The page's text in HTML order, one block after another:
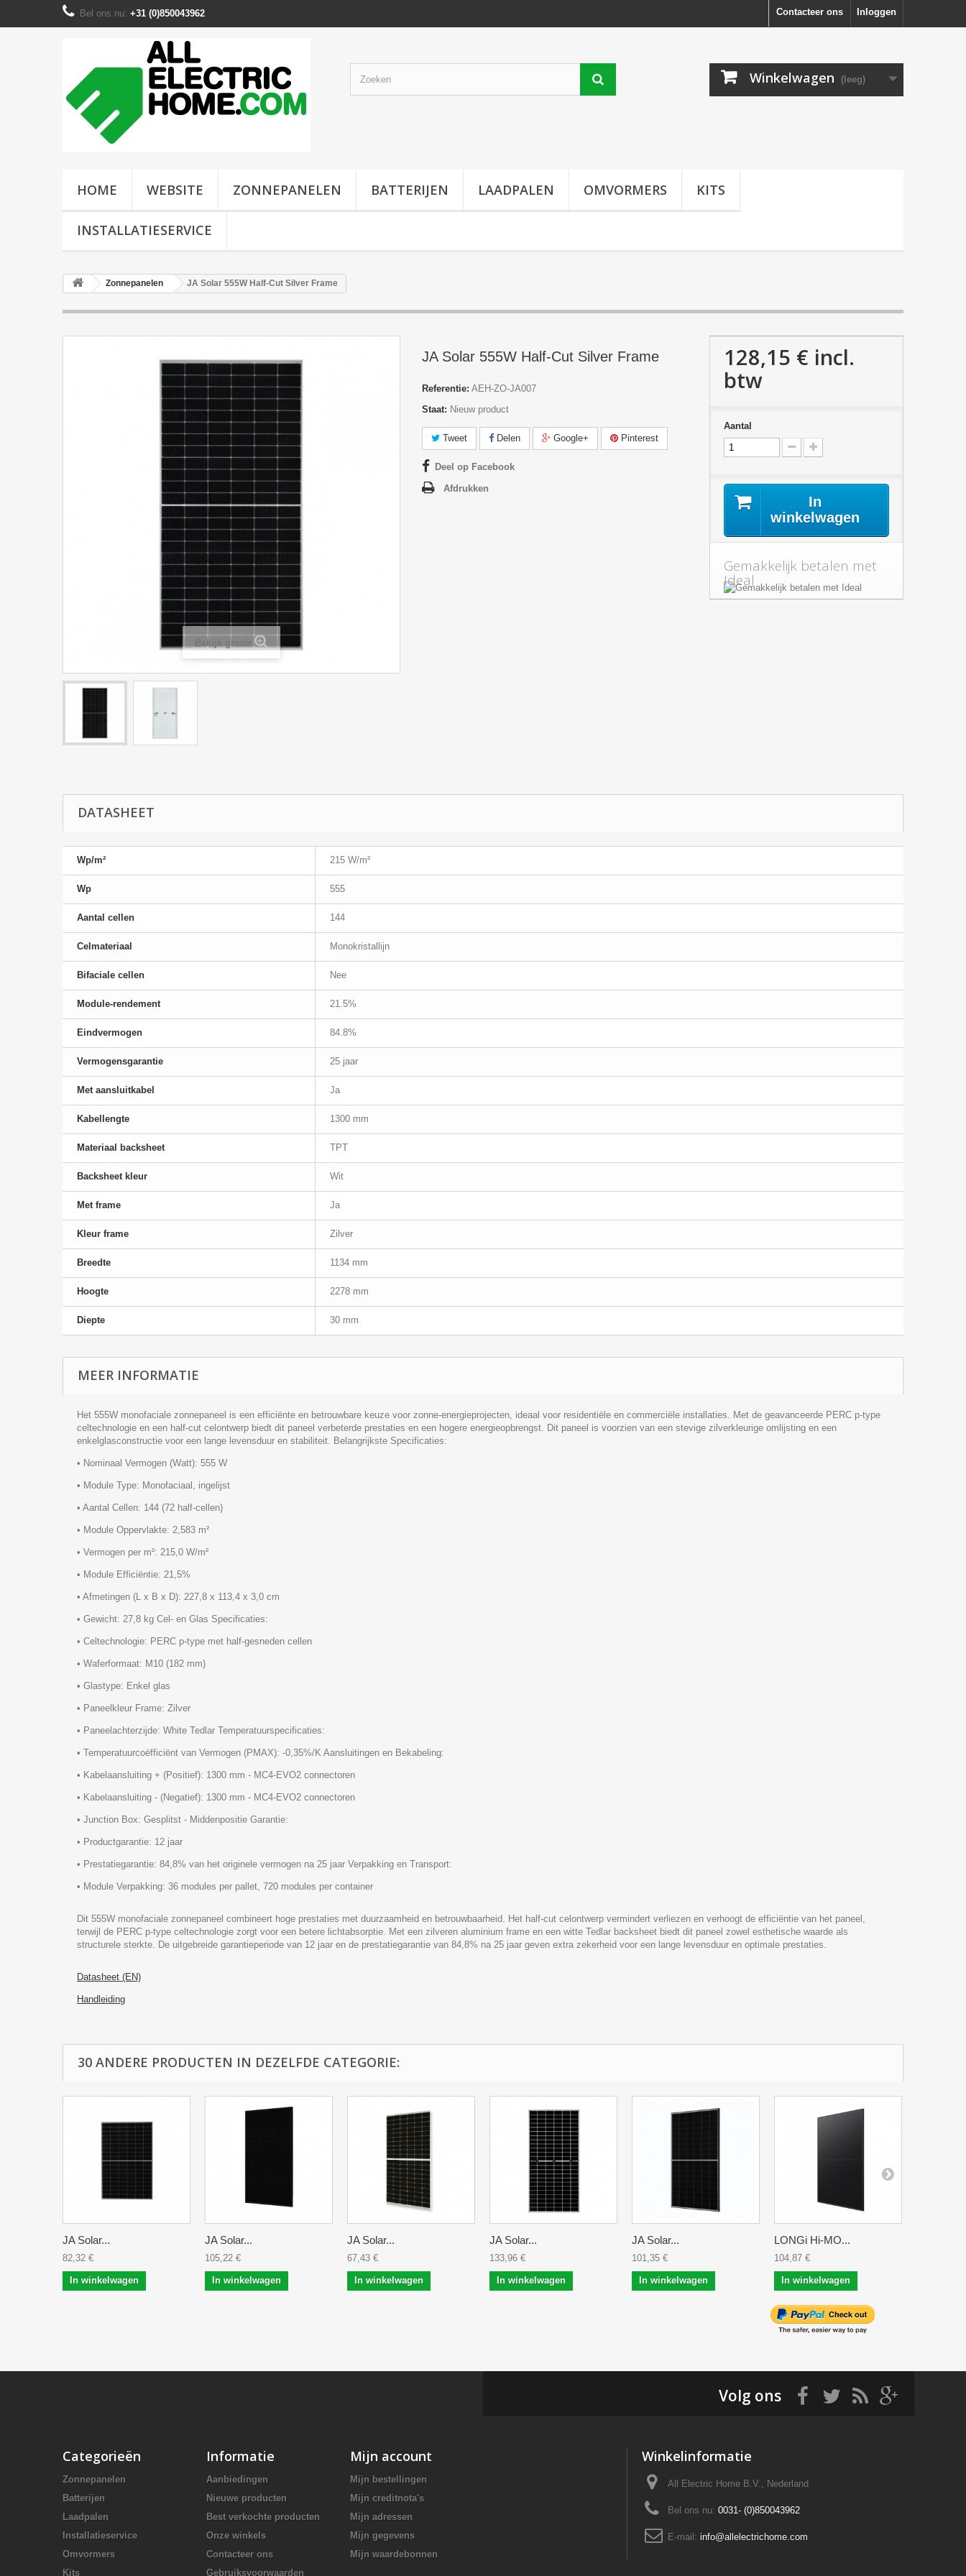
Inloggen
Contacteer ons
Bel ons nu: +31 (0)850043962
Winkelwagen (leeg)
HOME WEBSITE ZONNEPANELEN BATTERIJEN LAADPALEN OMVORMERS KITS
INSTALLATIESERVICE
Zonnepanelen JA Solar 555W Half-Cut Silver Frame
Bekijk groter
JA Solar 555W Half-Cut Silver Frame
Referentie: AEH-ZO-JA007
Staat: Nieuw product
Tweet Delen Google+ Pinterest
Deel op Facebook
Afdrukken
128,15 € incl.
btw
Aantal
In
winkelwagen
Gemakkelijk betalen met
Ideal
DATASHEET
Wp/m² 215 W/m²
Wp 555
Aantal cellen 144
Celmateriaal Monokristallijn
Bifaciale cellen Nee
Module-rendement 21.5%
Eindvermogen 84.8%
Vermogensgarantie 25 jaar
Met aansluitkabel Ja
Kabellengte 1300 mm
Materiaal backsheet TPT
Backsheet kleur Wit
Met frame Ja
Kleur frame Zilver
Breedte 1134 mm
Hoogte 2278 mm
Diepte 30 mm
MEER INFORMATIE
Het 555W monofaciale zonnepaneel is een efficiënte en betrouwbare keuze voor zonne-energieprojecten, ideaal voor residentiële en commerciële installaties. Met de geavanceerde PERC p-type
celtechnologie en een half-cut celontwerp biedt dit paneel verbeterde prestaties en een hogere energieopbrengst. Dit paneel is voorzien van een stevige zilverkleurige omlijsting en een
enkelglasconstructie voor een lange levensduur en stabiliteit. Belangrijkste Specificaties:
• Nominaal Vermogen (Watt): 555 W
• Module Type: Monofaciaal, ingelijst
• Aantal Cellen: 144 (72 half-cellen)
• Module Oppervlakte: 2,583 m²
• Vermogen per m²: 215,0 W/m²
• Module Efficiëntie: 21,5%
• Afmetingen (L x B x D): 227,8 x 113,4 x 3,0 cm
• Gewicht: 27,8 kg Cel- en Glas Specificaties:
• Celtechnologie: PERC p-type met half-gesneden cellen
• Waferformaat: M10 (182 mm)
• Glastype: Enkel glas
• Paneelkleur Frame: Zilver
• Paneelachterzijde: White Tedlar Temperatuurspecificaties:
• Temperatuurcoëfficiënt van Vermogen (PMAX): -0,35%/K Aansluitingen en Bekabeling:
• Kabelaansluiting + (Positief): 1300 mm - MC4-EVO2 connectoren
• Kabelaansluiting - (Negatief): 1300 mm - MC4-EVO2 connectoren
• Junction Box: Gesplitst - Middenpositie Garantie:
• Productgarantie: 12 jaar
• Prestatiegarantie: 84,8% van het originele vermogen na 25 jaar Verpakking en Transport:
• Module Verpakking: 36 modules per pallet, 720 modules per container
Dit 555W monofaciale zonnepaneel combineert hoge prestaties met duurzaamheid en betrouwbaarheid. Het half-cut celontwerp vermindert verliezen en verhoogt de efficiëntie van het paneel,
terwijl de PERC p-type celtechnologie zorgt voor een betere lichtabsorptie. Met een zilveren aluminium frame en een witte Tedlar backsheet biedt dit paneel zowel esthetische waarde als
structurele sterkte. De uitgebreide garantieperiode van 12 jaar en de prestatiegarantie van 84,8% na 25 jaar geven extra zekerheid voor een lange levensduur en optimale prestaties.
Datasheet (EN)
Handleiding
30 ANDERE PRODUCTEN IN DEZELFDE CATEGORIE:
JA Solar...
82,32 €
In winkelwagen
JA Solar...
105,22 €
In winkelwagen
JA Solar...
67,43 €
In winkelwagen
JA Solar...
133,96 €
In winkelwagen
JA Solar...
101,35 €
In winkelwagen
LONGi Hi-MO...
104,87 €
In winkelwagen
Volg ons
Categorieën
Zonnepanelen
Batterijen
Laadpalen
Installatieservice
Omvormers
Kits
Informatie
Aanbiedingen
Nieuwe producten
Best verkochte producten
Onze winkels
Contacteer ons
Gebruiksvoorwaarden
Mijn account
Mijn bestellingen
Mijn creditnota's
Mijn adressen
Mijn gegevens
Mijn waardebonnen
Winkelinformatie
All Electric Home B.V., Nederland
Bel ons nu: 0031- (0)850043962
E-mail: info@allelectrichome.com